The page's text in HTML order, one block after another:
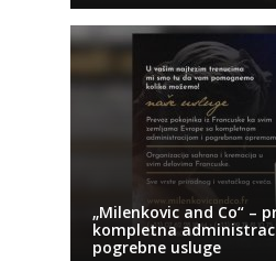
„Milenkovic and Co“ –
kompletna
pogrebne usluge